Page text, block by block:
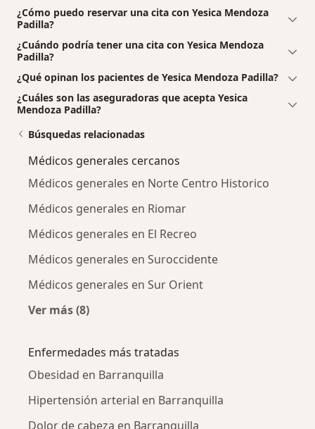
¿Cómo puedo reservar una cita con Yesica Mendoza
Padilla?
¿Cuándo podría tener una cita con Yesica Mendoza
Padilla?
¿Qué opinan los pacientes de Yesica Mendoza Padilla?
¿Cuáles son las aseguradoras que acepta Yesica
Mendoza Padilla?
Búsquedas relacionadas
Médicos generales cercanos
Médicos generales en Norte Centro Historico
Médicos generales en Riomar
Médicos generales en El Recreo
Médicos generales en Suroccidente
Médicos generales en Sur Orient
Ver más (8)
Enfermedades más tratadas
Obesidad en Barranquilla
Hipertensión arterial en Barranquilla
Dolor de cabeza en Barranquilla